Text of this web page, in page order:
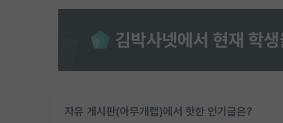
자유 게시판(아무개랩)에서 핫한 인기글은?